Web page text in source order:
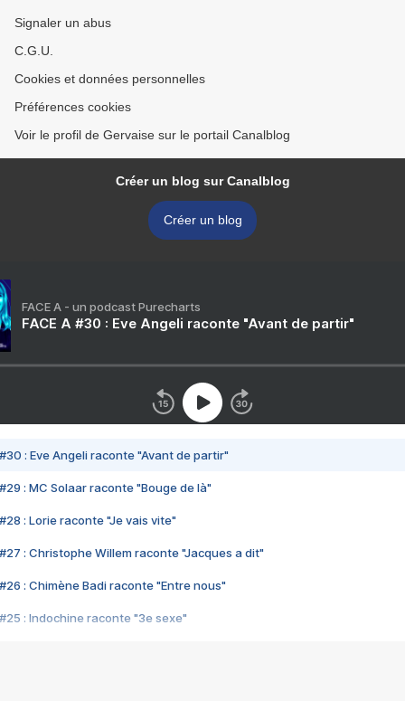
Signaler un abus
C.G.U.
Cookies et données personnelles
Préférences cookies
Voir le profil de Gervaise sur le portail Canalblog
Créer un blog sur Canalblog
Créer un blog
FACE A - un podcast Purecharts
FACE A #30 : Eve Angeli raconte "Avant de partir"
#30 : Eve Angeli raconte "Avant de partir"
#29 : MC Solaar raconte "Bouge de là"
#28 : Lorie raconte "Je vais vite"
#27 : Christophe Willem raconte "Jacques a dit"
#26 : Chimène Badi raconte "Entre nous"
#25 : Indochine raconte "3e sexe"